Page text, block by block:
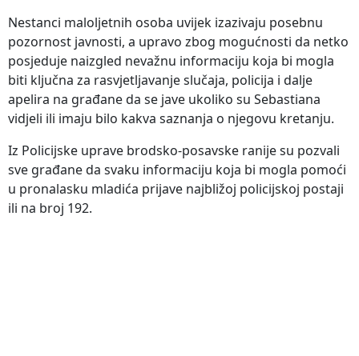
Nestanci maloljetnih osoba uvijek izazivaju posebnu
pozornost javnosti, a upravo zbog mogućnosti da netko
posjeduje naizgled nevažnu informaciju koja bi mogla
biti ključna za rasvjetljavanje slučaja, policija i dalje
apelira na građane da se jave ukoliko su Sebastiana
vidjeli ili imaju bilo kakva saznanja o njegovu kretanju.
Iz Policijske uprave brodsko-posavske ranije su pozvali
sve građane da svaku informaciju koja bi mogla pomoći
u pronalasku mladića prijave najbližoj policijskoj postaji
ili na broj 192.